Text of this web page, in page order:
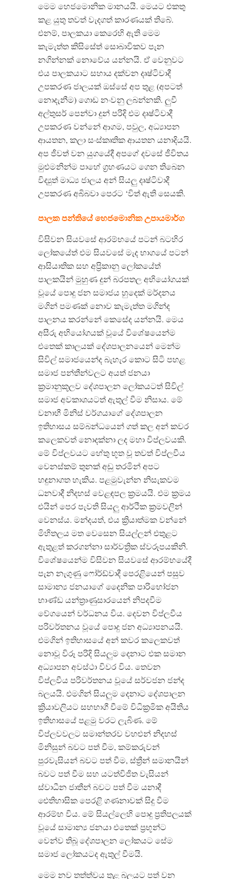
මෙම හෙජමොනික මානයයි. මෙයට එකතු
කළ යුතු තවත් වැදගත් කාරණයක් තිබේ.
එනම්, පාලකයා කෙරෙහි ඇති මෙම
කැමැත්ත කිසිසේත් සොබාවිකව පැන
නගින්නක් නොවේය යන්නයි. ඒ වෙනුවට
එය පාලකයාට සහාය දක්වන දෘෂ්ටිවාදී
උපකරණ ජාලයක් ඔස්සේ අප තුළ (අපටත්
නොදැනීම) ගොඩ නංවනු ලබන්නකි. ලුවී
අල්තුසර් පෙන්වා දුන් පරිදි එම දෘෂ්ටිවාදී
උපකරණ වන්නේ ආගම, පවුල, අධ්‍යාපන
ආයතන, කලා සංස්කෘතික ආයතන යනාදියයි.
අප ජීවත් වන යුගයේදී අපගේ දවසේ ජීවිතය
මුළුමනින්ම පාහේ ග්‍රහණයට ගෙන තිබෙන
විද්‍යුත් මාධ්‍ය ජාලය අන් සියලු දෘෂ්ටිවාදී
උපකරණ අබිබවා පෙරට ‘විත් ඇති සෙයකි.
පාලක පන්තියේ හෙජමොනික උපායමාර්ග
විසිවන සියවසේ ආරම්භයේ පටන් බටහිර
ලෝකයේත් එම සියවසේ මැද භාගයේ පටන්
ආසියාතික සහ අප්‍රිකානු ලෝකයේත්
පාලකයින් මුහුණ දුන් බරපතල අභියෝගයක්
වූයේ පොදු ජන සමාජය හුදෙක් මර්දනය
මගින් පමණක් නොව කැමැත්ත මගින්ද
පාලනය කරන්නේ කෙසේද යන්නයි. මෙය
අසීරු අභියෝගයක් වූයේ විශේෂයෙන්ම
එතෙක් කාලයක් දේශපාලනයෙන් මෙන්ම
සිවිල් සමාජයෙන්ද බැහැර කොට සිටි පහළ
සමාජ පන්තීන්වලට අයත් ජනයා
ක්‍රමානුකූලව දේශපාලන ලෝකයටත් සිවිල්
සමාජ අවකාශයටත් ඇතුල් වීම නිසාය. මේ
වනාහී මිනිස් වර්ගයාගේ දේශපාලන
ඉතිහාසය සම්බන්ධයෙන් ගත් කල අන් කවර
කලෙකවත් නොදක්නා ලද මහා විප්ලවයකි.
මේ විප්ලවයට හේතු භූත වූ තවත් විප්ලවීය
වෙනස්කම් තුනක් අඩු තරමින් අපට
හඳුනාගත හැකිය. පළමුවැන්න නිසැකවම
ධනවාදී නිදහස් වෙළඳපල ක්‍රමයයි. එම ක්‍රමය
එයින් පෙර පැවති සියලු ආර්ථික ක්‍රමවලින්
වෙනස්ය. මන්දයත්, එය ක්‍රියාත්මක වන්නේ
මිහිතලය මත වෙසෙන සියල්ලන් එතුළට
ඇතුළත් කරගන්නා සාර්වත්‍රික ස්වරූපයකිනි.
විශේෂයෙන්ම විසිවන සියවසේ ආරම්භයේදී
පැන නැගුණු ෆෝර්ඩ්වාදී පෙරළියෙන් පසුව
සාමාන්‍ය ජනයාගේ දෛනික පාරිභෝජන
භාණ්ඩ යන්ත්‍රාණුසාරයෙන් නිපදවීම
වේගයෙන් වර්ධනය විය. දෙවන විප්ලවීය
පරිවර්තනය වූයේ පොදු ජන අධ්‍යාපනයයි.
එමගින් ඉතිහාසයේ අන් කවර කලෙකවත්
නොවූ විරූ පරිදි සියලුම දෙනාට එක සමාන
අධ්‍යාපන අවස්ථා විවර විය. තෙවන
විප්ලවීය පරිවර්තනය වූයේ සර්වජන ජන්ද
බලයයි. එමගින් සියලුම දෙනාට දේශපාලන
ක්‍රියාවලියට සහභාගී වීමේ විධික්‍රමික අයිතිය
ඉතිහාසයේ පළමු වරට ලැබිණ. මේ
විප්ලවවලට සමාන්තරව වහළුන් නිදහස්
මිනිසුන් බවට පත් වීම, කම්කරුවන්
පුරවැසියන් බවට පත් වීම, ස්ත්‍රීන් සමානයින්
බවට පත් වීම සහ යටත්විජිත වැසියන්
ස්වාධීන ජාතීන් බවට පත් වීම යනාදී
ඓතිහාසික පෙරළි ගණනාවක් සිදු වීම
ආරම්භ විය. මේ සියල්ලෙහි පොදු ප්‍රතිපලයක්
වූයේ සාමාන්‍ය ජනයා එතෙක් ප්‍රභූන්ට
වෙන්ව තිබූ දේශපාලන ලෝකයට සේම
සමාජ ලෝකයටද ඇතුල් වීමයි.
මෙම නව තත්ත්වය තුළ බලයට පත් වන